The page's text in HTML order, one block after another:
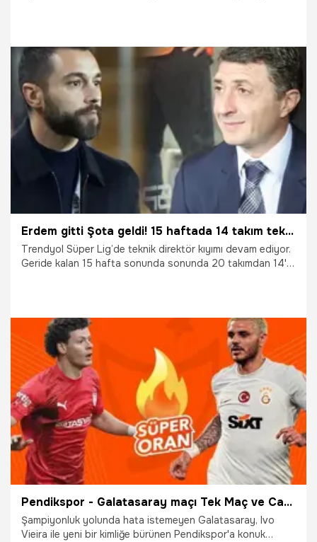
5.01.2024 İddaa
Erdem gitti Şota geldi! 15 haftada 14 takım teknik direktör değiştirdi
Trendyol Süper Lig’de teknik direktör kıyımı devam ediyor.
Geride kalan 15 hafta sonunda sonunda 20 takımdan 14'ü,
11.12.2023 Süper Lig
Pendikspor - Galatasaray maçı Tek Maç ve Canlı Bahis seçenekleriyle Misli’de
Şampiyonluk yolunda hata istemeyen Galatasaray, Ivo
Vieira ile yeni bir kimliğe bürünen Pendikspor'a konuk